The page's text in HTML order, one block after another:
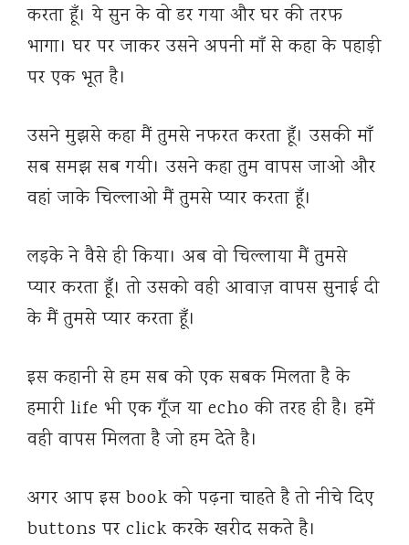
करता हूँ। ये सुन के वो डर गया और घर की तरफ
भागा। घर पर जाकर उसने अपनी माँ से कहा के पहाड़ी
पर एक भूत है।
उसने मुझसे कहा मैं तुमसे नफरत करता हूँ। उसकी माँ
सब समझ सब गयी। उसने कहा तुम वापस जाओ और
वहां जाके चिल्लाओ मैं तुमसे प्यार करता हूँ।
लड़के ने वैसे ही किया। अब वो चिल्लाया मैं तुमसे
प्यार करता हूँ। तो उसको वही आवाज़ वापस सुनाई दी
के मैं तुमसे प्यार करता हूँ।
इस कहानी से हम सब को एक सबक मिलता है के
हमारी life भी एक गूँज या echo की तरह ही है। हमें
वही वापस मिलता है जो हम देते है।
अगर आप इस book को पढ़ना चाहते है तो नीचे दिए
buttons पर click करके खरीद सकते है।